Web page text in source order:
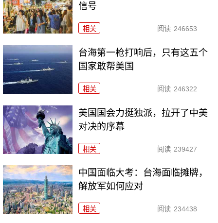
信号
相关 阅读 246653
台海第一枪打响后，只有这五个
国家敢帮美国
相关 阅读 246322
美国国会力挺独派，拉开了中美
对决的序幕
相关 阅读 239427
中国面临大考：台海面临摊牌，
解放军如何应对
相关 阅读 234438